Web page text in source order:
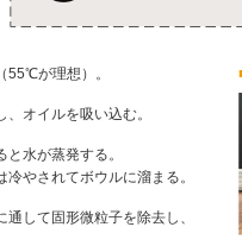
55℃が理想）。
オイルを吸い込む。
水が蒸発する。
やされてボウルに溜まる。
して固形微粒子を除去し、